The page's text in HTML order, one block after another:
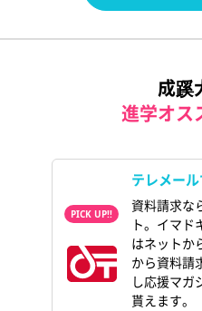
成蹊
進学オス
テレメー
資料請求な
ト。イマド
はネットか
から資料請
し応援マガ
貰えます。